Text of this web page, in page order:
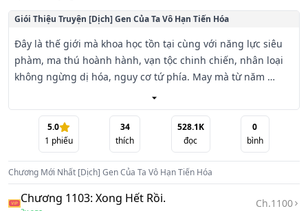
Giói Thiệu Truyện [Dịch] Gen Của Ta Vô Hạn Tiến Hóa
Đây là thế giới mà khoa học tồn tại cùng với năng lực siêu
phàm, ma thú hoành hành, vạn tộc chinh chiến, nhân loại
không ngừng dị hóa, nguy cơ tứ phía. May mà từ năm
mười sáu tới mười tám, con người có cơ hội kích hoạt gen,
trở thành chiến sĩ gen.
Chiến sĩ gen sẽ mạo hiểm tiến vào Khởi Nguyên Chi Địa tìm
kiếm bảo vật, thu thập gen siêu phàm, nhận được năng lực
cường đại lại thần kỳ trở thành lực lượng đối kháng chủ
yếu bảo vệ nhân loại.
5.0
1 phiếu
34
thích
528.1K
đọc
0
bình
Chương Mới Nhất [Dịch] Gen Của Ta Vô Hạn Tiến Hóa
Chương 1103: Xong Hết Rồi. Ch.1100